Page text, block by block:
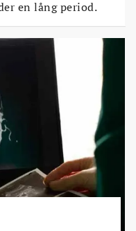
en lång period.